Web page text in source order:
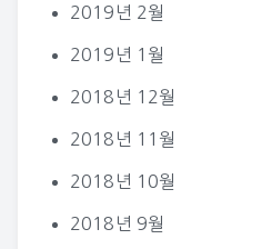
2019년 2월
2019년 1월
2018년 12월
2018년 11월
2018년 10월
2018년 9월